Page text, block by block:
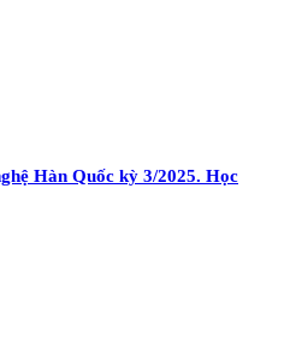
Hàn Quốc kỳ 3/2025. Học